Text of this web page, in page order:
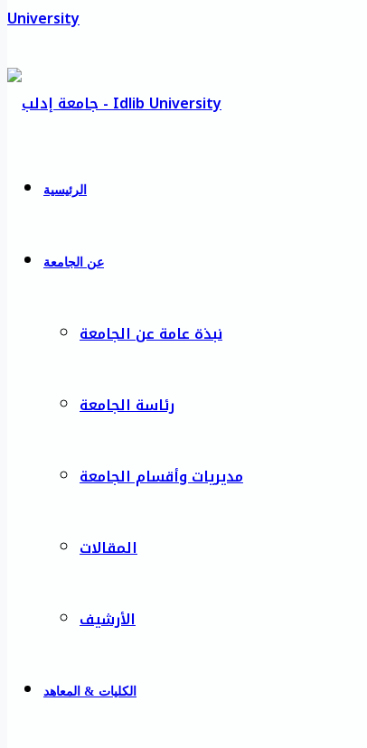
الرئيسية
عن الجامعة
نبذة عامة عن الجامعة
رئاسة الجامعة
مديريات وأقسام الجامعة
المقالات
الأرشيف
الكليات & المعاهد